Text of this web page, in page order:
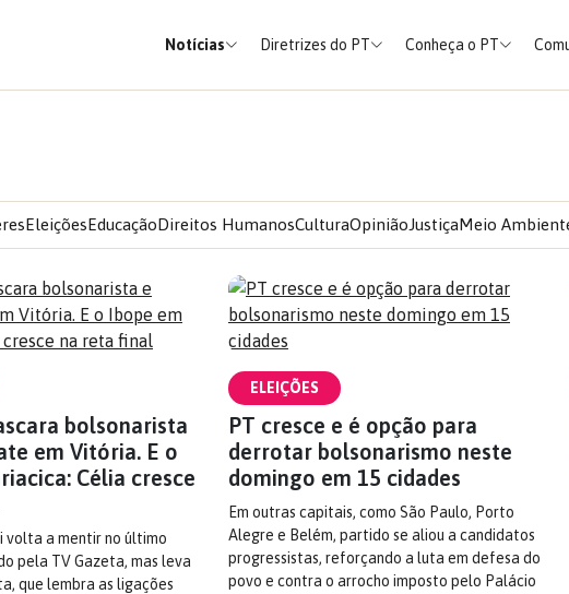
Notícias Diretrizes do PT Conheça o PT
EleiçõesEducaçãoDireitos HumanosCulturaOpiniãoJustiçaMeio
bolsonarista
em Vitória. E o
Célia cresce
volta a mentir no último
pela TV Gazeta, mas leva
que lembra as ligações
ELEIÇÕES
PT cresce e é opção para
derrotar bolsonarismo neste
domingo em 15 cidades
Em outras capitais, como São Paulo, Porto
Alegre e Belém, partido se aliou a candidatos
progressistas, reforçando a luta em defesa do
povo e contra o arrocho imposto pelo Palácio